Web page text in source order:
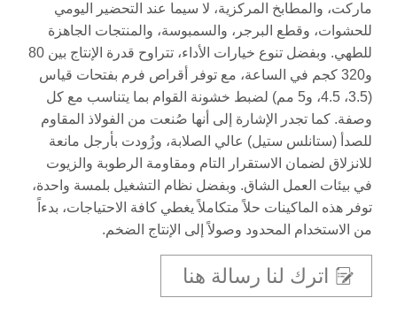
ماركت، والمطابخ المركزية، لا سيما عند التحضير اليومي
للحشوات، وقطع البرجر، والسمبوسة، والمنتجات الجاهزة
للطهي. وبفضل تنوع خيارات الأداء، تتراوح قدرة الإنتاج بين 80
و320 كجم في الساعة، مع توفر أقراص فرم بفتحات قياس
(3.5، 4.5، و5 مم) لضبط خشونة القوام بما يتناسب مع كل
وصفة. كما تجدر الإشارة إلى أنها صُنعت من الفولاذ المقاوم
للصدأ (ستانلس ستيل) عالي الصلابة، وزُودت بأرجل مانعة
للانزلاق لضمان الاستقرار التام ومقاومة الرطوبة والزيوت
في بيئات العمل الشاق. وبفضل نظام التشغيل بلمسة واحدة،
توفر هذه الماكينات حلاً متكاملاً يغطي كافة الاحتياجات، بدءاً
من الاستخدام المحدود وصولاً إلى الإنتاج الضخم.
اترك لنا رسالة هنا